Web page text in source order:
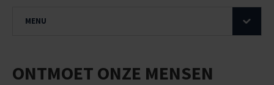
MENU
ONTMOET ONZE MENSEN